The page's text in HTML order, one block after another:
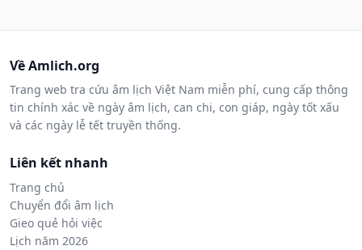
Về Amlich.org
Trang web tra cứu âm lịch Việt Nam miễn phí, cung cấp thông
tin chính xác về ngày âm lịch, can chi, con giáp, ngày tốt xấu
và các ngày lễ tết truyền thống.
Liên kết nhanh
Trang chủ
Chuyển đổi âm lịch
Gieo quẻ hỏi việc
Lịch năm 2026